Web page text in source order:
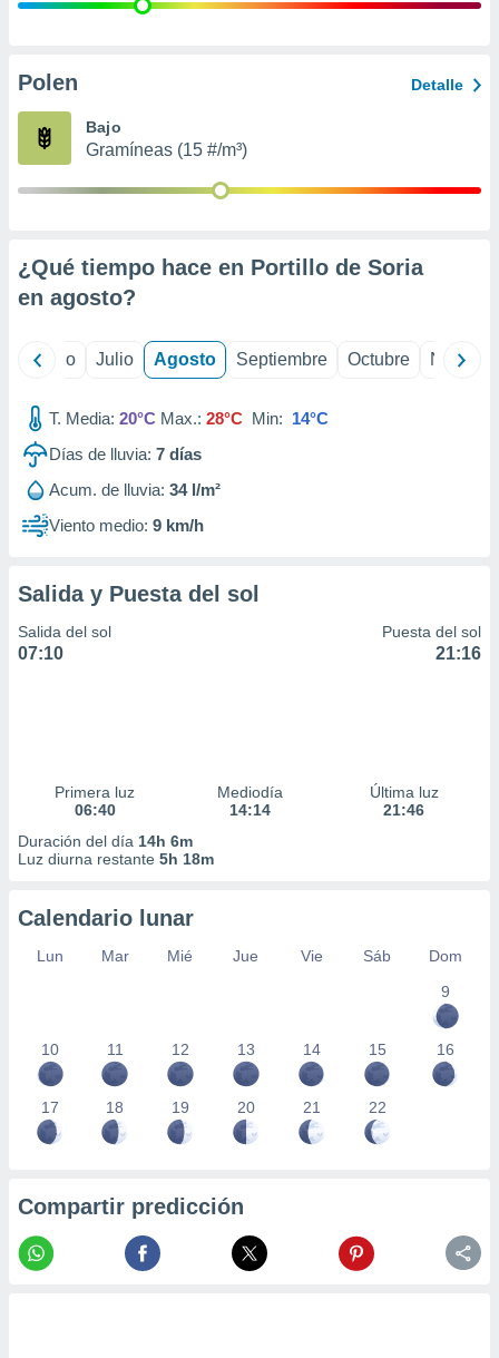
e
publicidad
Polen Detalle
Bajo
Gramíneas (15 #/m³)
¿Qué tiempo hace en Portillo de Soria
en agosto?
Junio Julio Agosto Septiembre Octubre
T. Media: 20°C Max.: 28°C Min: 14°C
Días de lluvia: 7 días
Acum. de lluvia: 34 l/m²
Viento medio: 9 km/h
Salida y Puesta del sol
Salida del sol
07:10
Puesta del sol
21:16
Primera luz
06:40
Mediodía
14:14
Última luz
21:46
Duración del día 14h 6m
Luz diurna restante 5h 18m
Calendario lunar
Lun Mar Mié Jue Vie Sáb
Dom
9
10 11 12 13 14 15 16
17 18 19 20 21 22
Compartir predicción